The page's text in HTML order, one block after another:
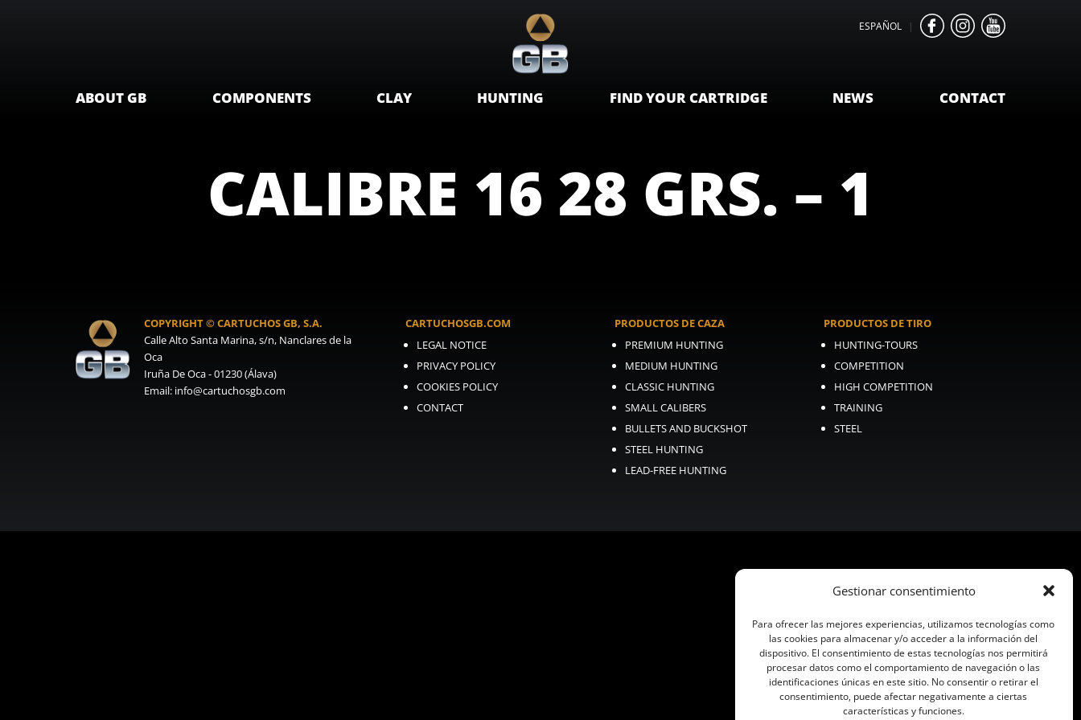
Gestionar consentimiento
Para ofrecer las mejores experiencias, utilizamos tecnologías como
las cookies para almacenar y/o acceder a la información del
dispositivo. El consentimiento de estas tecnologías nos permitirá
procesar datos como el comportamiento de navegación o las
identificaciones únicas en este sitio. No consentir o retirar el
consentimiento, puede afectar negativamente a ciertas
características y funciones.
ESPAÑOL |
ABOUT GB COMPONENTS CLAY HUNTING FIND YOUR CARTRIDGE NEWS CONTACT
CALIBRE 16 28 GRS. – 1
COPYRIGHT © CARTUCHOS GB, S.A.
Calle Alto Santa Marina, s/n, Nanclares de la
Oca
Iruña De Oca - 01230 (Álava)
Email: info@cartuchosgb.com
CARTUCHOSGB.COM
LEGAL NOTICE
PRIVACY POLICY
COOKIES POLICY
CONTACT
PRODUCTOS DE CAZA
PREMIUM HUNTING
MEDIUM HUNTING
CLASSIC HUNTING
SMALL CALIBERS
BULLETS AND BUCKSHOT
STEEL HUNTING
LEAD-FREE HUNTING
PRODUCTOS DE TIRO
HUNTING-TOURS
COMPETITION
HIGH COMPETITION
TRAINING
STEEL